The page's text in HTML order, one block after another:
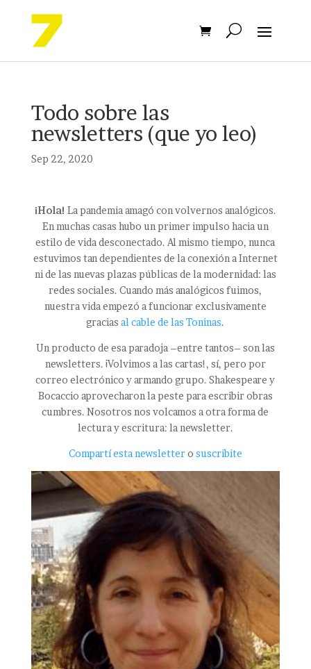
Todo sobre las
newsletters (que yo leo)
Sep 22, 2020
¡Hola! La pandemia amagó con volvernos analógicos.
En muchas casas hubo un primer impulso hacia un
estilo de vida desconectado. Al mismo tiempo, nunca
estuvimos tan dependientes de la conexión a Internet
ni de las nuevas plazas públicas de la modernidad: las
redes sociales. Cuando más analógicos fuimos,
nuestra vida empezó a funcionar exclusivamente
graciasal cable de las Toninas.
Un producto de esa paradoja –entre tantos– son las
newsletters. ¡Volvimos a las cartas!, sí, pero por
correo electrónico y armando grupo. Shakespeare y
Bocaccio aprovecharon la peste para escribir obras
cumbres. Nosotros nos volcamos a otra forma de
lectura y escritura: la newsletter.
Compartí esta newslettero suscribite